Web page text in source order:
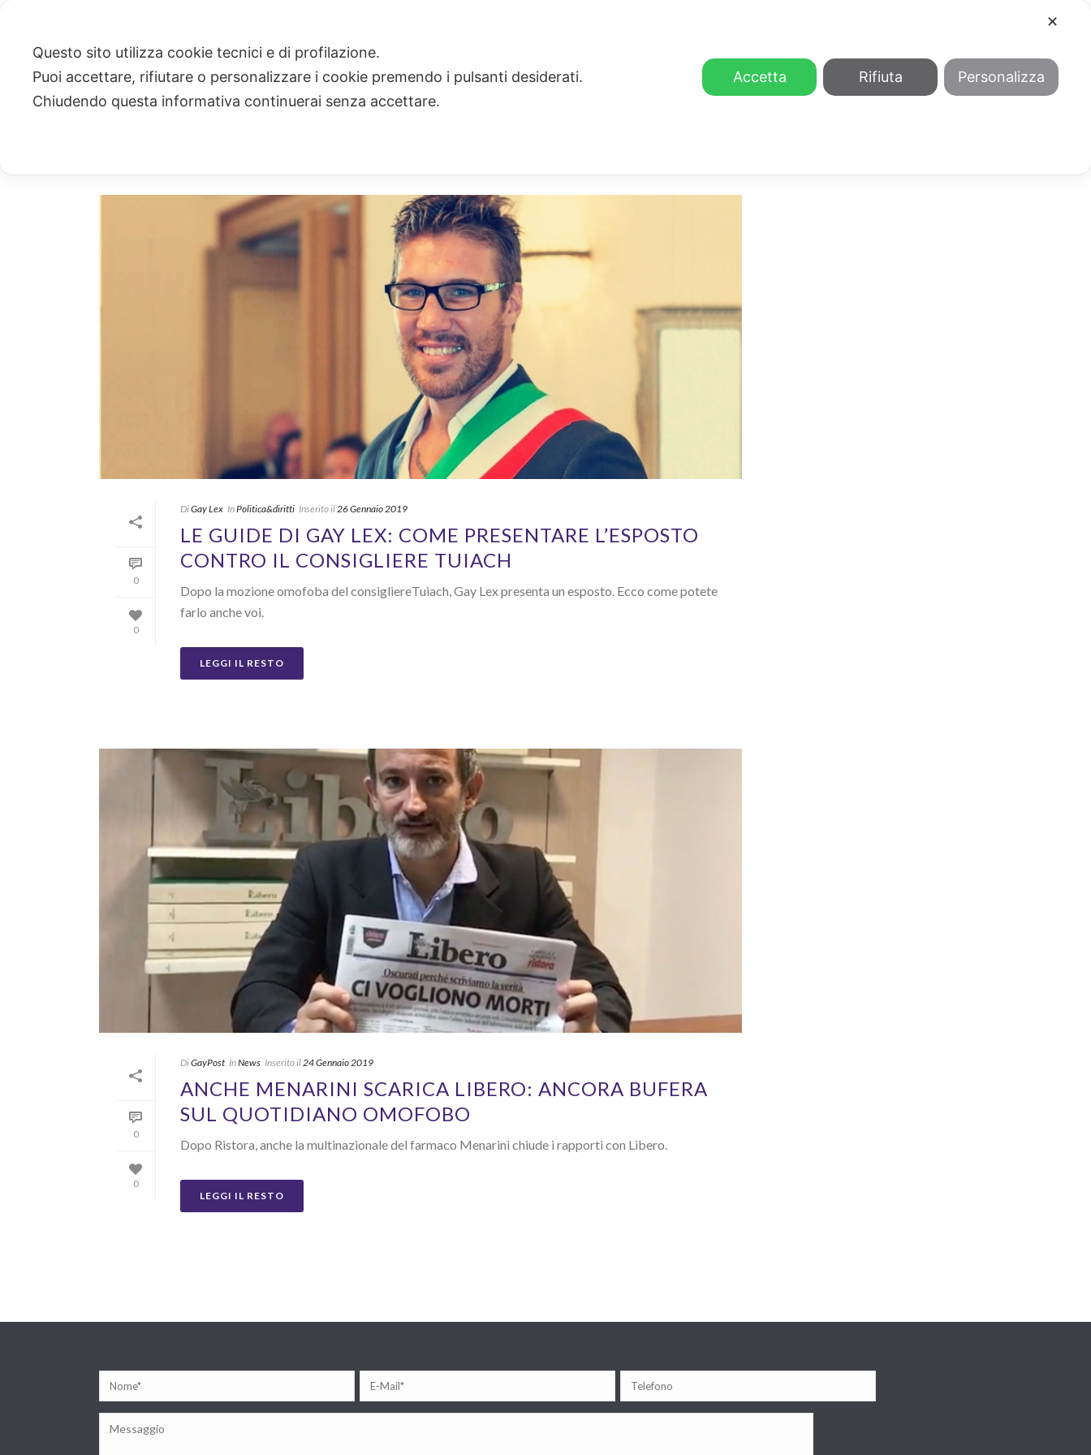
ARCHIVIO
0
0
DiGay Lex InPolitica&diritti Inserito il26 Gennaio 2019
LE GUIDE DI GAY LEX: COME PRESENTARE L’ESPOSTO
CONTRO IL CONSIGLIERE TUIACH
Dopo la mozione omofoba del consigliereTuiach, Gay Lex presenta un esposto. Ecco come potete
farlo anche voi.
LEGGI IL RESTO
0
0
DiGayPost InNews Inserito il24 Gennaio 2019
ANCHE MENARINI SCARICA LIBERO: ANCORA BUFERA
SUL QUOTIDIANO OMOFOBO
Dopo Ristora, anche la multinazionale del farmaco Menarini chiude i rapporti con Libero.
LEGGI IL RESTO
✕
Questo sito utilizza cookie tecnici e di profilazione.
Puoi accettare, rifiutare o personalizzare i cookie premendo i pulsanti desiderati.
Chiudendo questa informativa continuerai senza accettare.
Accetta Rifiuta Personalizza